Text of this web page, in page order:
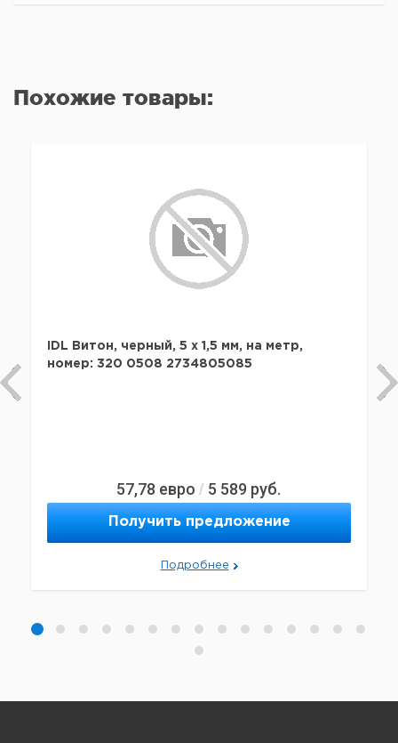
Похожие товары:
IDL Витон, черный, 5 х 1,5 мм, на метр,
номер: 320 0508 2734805085
57,78 евро / 5 589 руб.
Получить предложение
Подробнее